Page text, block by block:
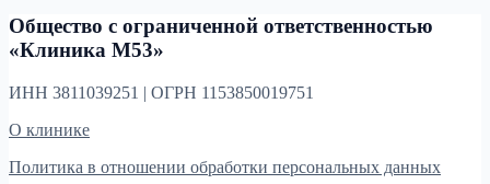
Общество с ограниченной ответственностью
«Клиника М53»
ИНН 3811039251 | ОГРН 1153850019751
О клинике
Политика в отношении обработки персональных данных